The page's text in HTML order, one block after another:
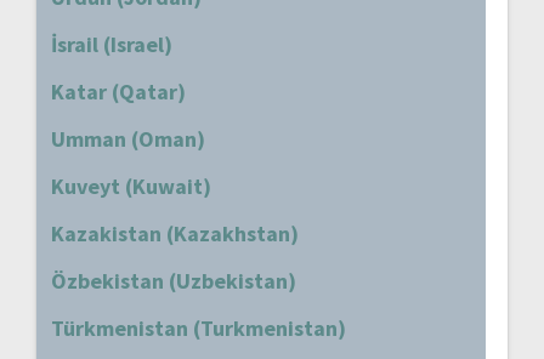
İsrail (Israel)
Katar (Qatar)
Umman (Oman)
Kuveyt (Kuwait)
Kazakistan (Kazakhstan)
Özbekistan (Uzbekistan)
Türkmenistan (Turkmenistan)